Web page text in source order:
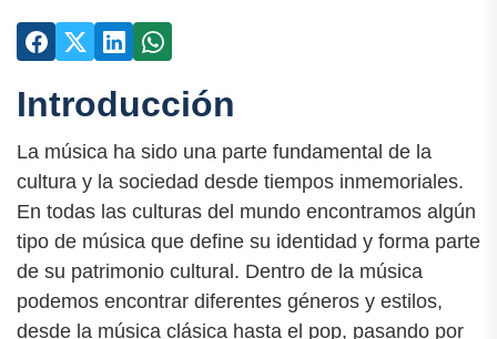
Introducción
La música ha sido una parte fundamental de la
cultura y la sociedad desde tiempos inmemoriales.
En todas las culturas del mundo encontramos algún
tipo de música que define su identidad y forma parte
de su patrimonio cultural. Dentro de la música
podemos encontrar diferentes géneros y estilos,
desde la música clásica hasta el pop, pasando por